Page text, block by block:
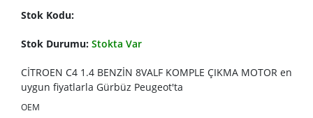
Stok Kodu:
Stok Durumu: Stokta Var
CİTROEN C4 1.4 BENZİN 8VALF KOMPLE ÇIKMA MOTOR en
uygun fiyatlarla Gürbüz Peugeot'ta
OEM